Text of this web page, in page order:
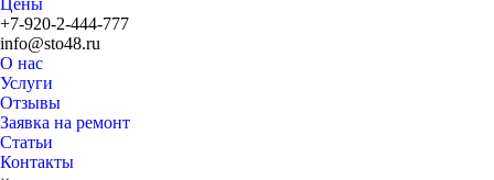
Цены
+7-920-2-444-777
info@sto48.ru
О нас
Услуги
Отзывы
Заявка на ремонт
Статьи
Контакты